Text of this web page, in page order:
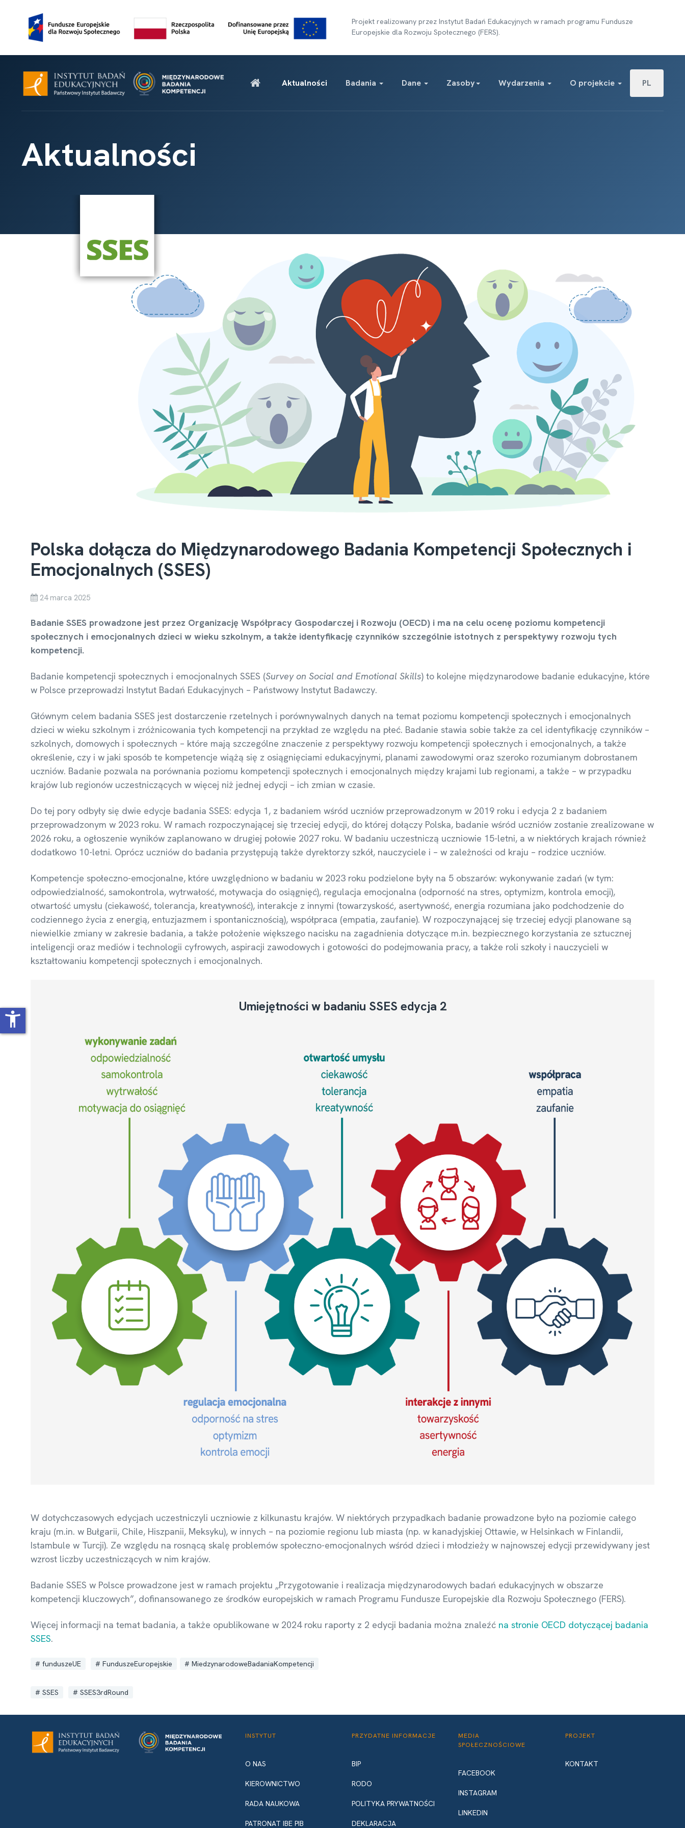
Projekt realizowany przez Instytut Badań Edukacyjnych w ramach programu Fundusze
Europejskie dla Rozwoju Społecznego (FERS).
Aktualności Badania Dane Zasoby Wydarzenia O projekcie PL
Aktualności
Polska dołącza do Międzynarodowego Badania Kompetencji Społecznych i
Emocjonalnych (SSES)
24 marca 2025
Badanie SSES prowadzone jest przez Organizację Współpracy Gospodarczej i Rozwoju (OECD) i ma na celu ocenę poziomu kompetencji
społecznych i emocjonalnych dzieci w wieku szkolnym, a także identyfikację czynników szczególnie istotnych z perspektywy rozwoju tych
kompetencji.
Badanie kompetencji społecznych i emocjonalnych SSES (Survey on Social and Emotional Skills) to kolejne międzynarodowe badanie edukacyjne, które
w Polsce przeprowadzi Instytut Badań Edukacyjnych – Państwowy Instytut Badawczy.
Głównym celem badania SSES jest dostarczenie rzetelnych i porównywalnych danych na temat poziomu kompetencji społecznych i emocjonalnych
dzieci w wieku szkolnym i zróżnicowania tych kompetencji na przykład ze względu na płeć. Badanie stawia sobie także za cel identyfikację czynników –
szkolnych, domowych i społecznych – które mają szczególne znaczenie z perspektywy rozwoju kompetencji społecznych i emocjonalnych, a także
określenie, czy i w jaki sposób te kompetencje wiążą się z osiągnięciami edukacyjnymi, planami zawodowymi oraz szeroko rozumianym dobrostanem
uczniów. Badanie pozwala na porównania poziomu kompetencji społecznych i emocjonalnych między krajami lub regionami, a także – w przypadku
krajów lub regionów uczestniczących w więcej niż jednej edycji – ich zmian w czasie.
Do tej pory odbyły się dwie edycje badania SSES: edycja 1, z badaniem wśród uczniów przeprowadzonym w 2019 roku i edycja 2 z badaniem
przeprowadzonym w 2023 roku. W ramach rozpoczynającej się trzeciej edycji, do której dołączy Polska, badanie wśród uczniów zostanie zrealizowane w
2026 roku, a ogłoszenie wyników zaplanowano w drugiej połowie 2027 roku. W badaniu uczestniczą uczniowie 15-letni, a w niektórych krajach również
dodatkowo 10-letni. Oprócz uczniów do badania przystępują także dyrektorzy szkół, nauczyciele i – w zależności od kraju – rodzice uczniów.
Kompetencje społeczno-emocjonalne, które uwzględniono w badaniu w 2023 roku podzielone były na 5 obszarów: wykonywanie zadań (w tym:
odpowiedzialność, samokontrola, wytrwałość, motywacja do osiągnięć), regulacja emocjonalna (odporność na stres, optymizm, kontrola emocji),
otwartość umysłu (ciekawość, tolerancja, kreatywność), interakcje z innymi (towarzyskość, asertywność, energia rozumiana jako podchodzenie do
codziennego życia z energią, entuzjazmem i spontanicznością), współpraca (empatia, zaufanie). W rozpoczynającej się trzeciej edycji planowane są
niewielkie zmiany w zakresie badania, a także położenie większego nacisku na zagadnienia dotyczące m.in. bezpiecznego korzystania ze sztucznej
inteligencji oraz mediów i technologii cyfrowych, aspiracji zawodowych i gotowości do podejmowania pracy, a także roli szkoły i nauczycieli w
kształtowaniu kompetencji społecznych i emocjonalnych.
Umiejętności w badaniu SSES edycja 2
W dotychczasowych edycjach uczestniczyli uczniowie z kilkunastu krajów. W niektórych przypadkach badanie prowadzone było na poziomie całego
kraju (m.in. w Bułgarii, Chile, Hiszpanii, Meksyku), w innych – na poziomie regionu lub miasta (np. w kanadyjskiej Ottawie, w Helsinkach w Finlandii,
Istambule w Turcji). Ze względu na rosnącą skalę problemów społeczno-emocjonalnych wśród dzieci i młodzieży w najnowszej edycji przewidywany jest
wzrost liczby uczestniczących w nim krajów.
Badanie SSES w Polsce prowadzone jest w ramach projektu „Przygotowanie i realizacja międzynarodowych badań edukacyjnych w obszarze
kompetencji kluczowych”, dofinansowanego ze środków europejskich w ramach Programu Fundusze Europejskie dla Rozwoju Społecznego (FERS).
Więcej informacji na temat badania, a także opublikowane w 2024 roku raporty z 2 edycji badania można znaleźć na stronie OECD dotyczącej badania
SSES.
funduszeUE FunduszeEuropejskie MiedzynarodoweBadaniaKompetencji
SSES SSES3rdRound
INSTYTUT
O NAS
KIEROWNICTWO
RADA NAUKOWA
PATRONAT IBE PIB
PRZYDATNE INFORMACJE
BIP
RODO
POLITYKA PRYWATNOŚCI
DEKLARACJA
MEDIA
SPOŁECZNOŚCIOWE
FACEBOOK
INSTAGRAM
LINKEDIN
PROJEKT
KONTAKT
accessibility_new